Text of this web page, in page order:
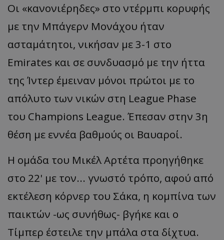
Οι «κανονιέρηδες» στο ντέρμπι κορυφής
με την Μπάγερν Μονάχου ήταν
ασταμάτητοι, νικήσαν με 3-1 στο
Emirates και σε συνδυασμό με την ήττα
της Ίντερ έμειναν μόνοι πρώτοι με το
απόλυτο των νικών στη League Phase
του Champions League. Έπεσαν στην 3η
θέση με εννέα βαθμούς οι Βαυαροί.
Η ομάδα του Μικέλ Αρτέτα προηγήθηκε
στο 22' με τον... γνωστό τρόπο, αφού από
εκτέλεση κόρνερ του Σάκα, η κομπίνα των
παικτών -ως συνήθως- βγήκε και ο
Τίμπερ έστειλε την μπάλα στα δίχτυα.